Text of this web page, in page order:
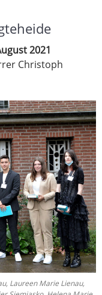
2021
Christoph
Laureen Marie Lienau,